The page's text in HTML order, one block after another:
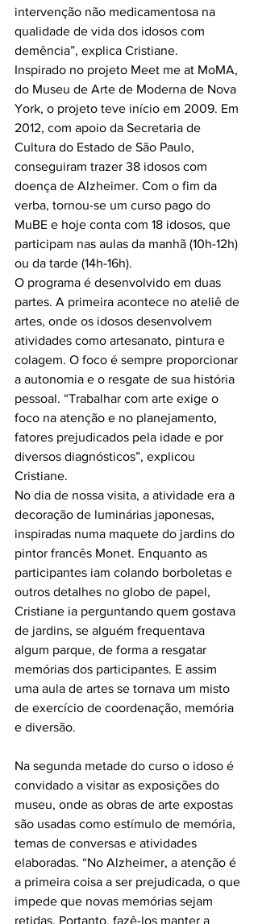
intervenção não medicamentosa na
qualidade de vida dos idosos com
demência”, explica Cristiane.
Inspirado no projeto Meet me at MoMA,
do Museu de Arte de Moderna de Nova
York, o projeto teve início em 2009. Em
2012, com apoio da Secretaria de
Cultura do Estado de São Paulo,
conseguiram trazer 38 idosos com
doença de Alzheimer. Com o fim da
verba, tornou-se um curso pago do
MuBE e hoje conta com 18 idosos, que
participam nas aulas da manhã (10h-12h)
ou da tarde (14h-16h).
O programa é desenvolvido em duas
partes. A primeira acontece no ateliê de
artes, onde os idosos desenvolvem
atividades como artesanato, pintura e
colagem. O foco é sempre proporcionar
a autonomia e o resgate de sua história
pessoal. “Trabalhar com arte exige o
foco na atenção e no planejamento,
fatores prejudicados pela idade e por
diversos diagnósticos”, explicou
Cristiane.
No dia de nossa visita, a atividade era a
decoração de luminárias japonesas,
inspiradas numa maquete do jardins do
pintor francês Monet. Enquanto as
participantes iam colando borboletas e
outros detalhes no globo de papel,
Cristiane ia perguntando quem gostava
de jardins, se alguém frequentava
algum parque, de forma a resgatar
memórias dos participantes. E assim
uma aula de artes se tornava um misto
de exercício de coordenação, memória
Na segunda metade do curso o idoso é
convidado a visitar as exposições do
museu, onde as obras de arte expostas
são usadas como estímulo de memória,
temas de conversas e atividades
elaboradas. “No Alzheimer, a atenção é
a primeira coisa a ser prejudicada, o que
impede que novas memórias sejam
retidas. Portanto, fazê-los manter a